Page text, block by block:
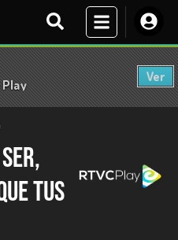
Play
Ver
tus